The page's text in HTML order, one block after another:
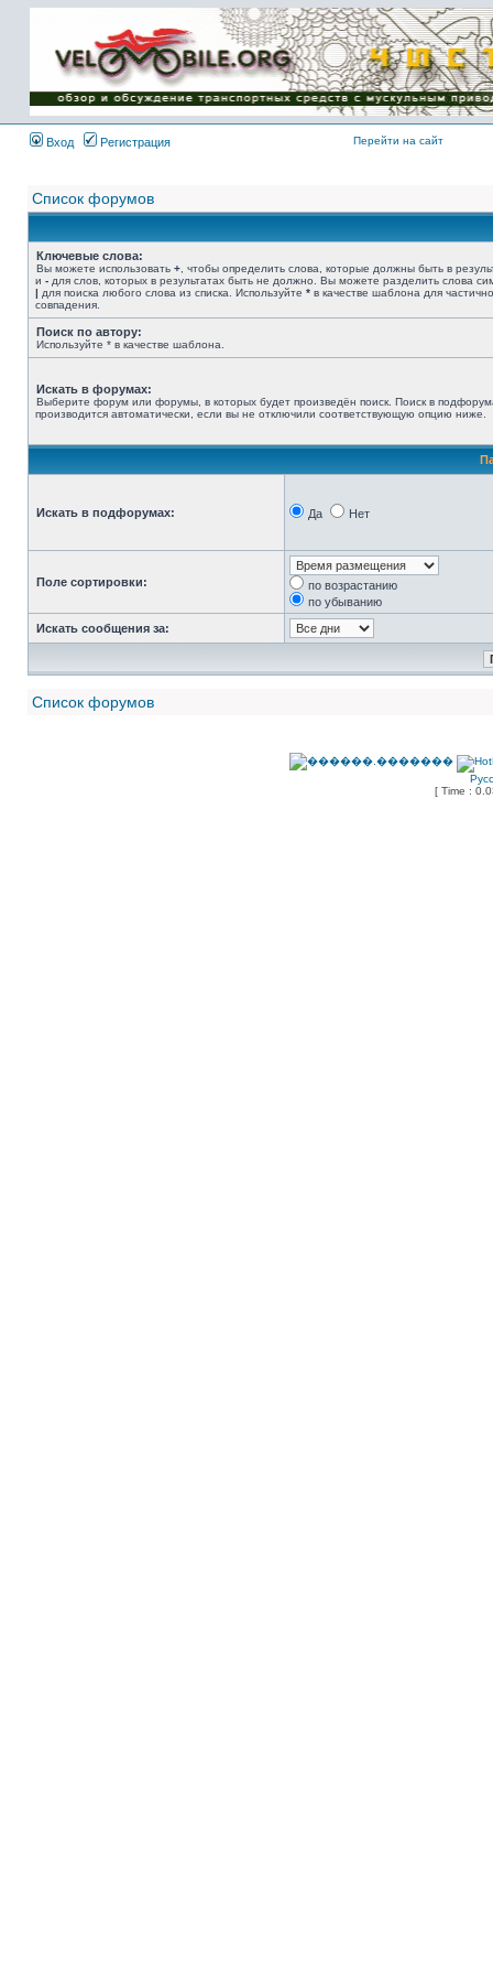
Имя пользователя:
Пароль:
{ LOG_ME_IN_SHORT
}
Вход
Регистрация Перейти на сайт
Список форумов
Ключевые слова:
Вы можете использовать + , чтобы определить слова, которые должны быть в
и - для слов, которых в результатах быть не должно. Вы можете разделить слова
| для поиска любого слова из списка. Используйте * в качестве шаблона для
совпадения.
Поиск по автору:
Используйте * в качестве шаблона.
Искать в форумах:
Выберите форум или форумы, в которых будет произведён поиск. Поиск в
производится автоматически, если вы не отключили соответствующую опцию ниже.
Искать в подфорумах: Да Нет
Поле сортировки:
по возрастанию
по убыванию
Искать сообщения за:
Список форумов
[ Time :